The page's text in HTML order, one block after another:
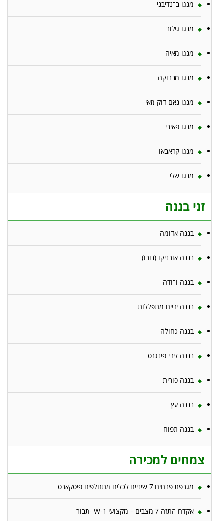
מנגו ברנדיבני
מנגו גילור
מנגו מאיה
מנגו מברוקה
מנגו נאם דוק מאי
מנגו פאירי
מנגו קראבאו
מנגו שלי
זני בננה
בננה אדומה
בננה אורניקו (בורו)
בננה ורודה
בננה ידיים מתפללות
בננה כחולה
בננה לידי פינגרס
בננה סורית
בננה עץ
בננה תפוח
צמחים למכירה
מגרפת פרחים 7 שיניים לכלים מתחלפים פיסקארס
אקדח התזה 7 מצבים – מקצועי W-1 -תבור